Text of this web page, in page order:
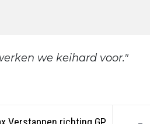
we keihard voor."